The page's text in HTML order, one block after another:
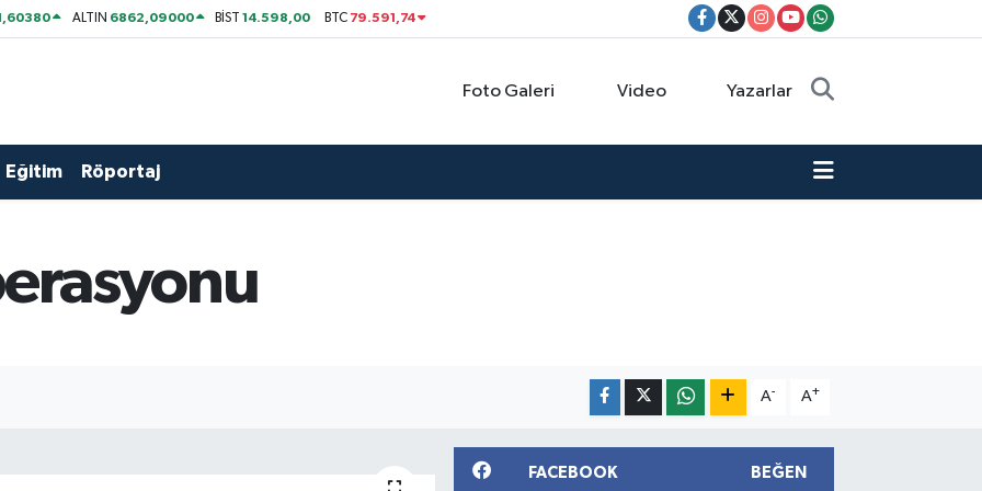
ALTIN 6862,09000 BİST14.598,00 BTC 79.591,74
Foto Galeri Video Yazarlar
Eğitim Röportaj
A- A+
FACEBOOK BEĞEN